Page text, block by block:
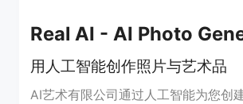
用人工智能创作照片与艺术品
AI艺术有限公司通过人工智能为您创